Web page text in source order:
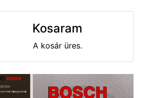
Kosaram
A kosár üres.